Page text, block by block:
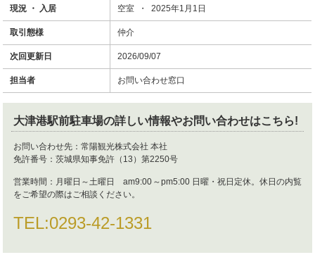
現況 ・ 入居 空室 ・ 2025年1月1日
取引態様 仲介
次回更新日 2026/09/07
担当者 お問い合わせ窓口
大津港駅前駐車場の詳しい情報やお問い合わせはこちら!
お問い合わせ先： 常陽観光株式会社 本社
免許番号： 茨城県知事免許（13）第2250号
営業時間： 月曜日～土曜日 am9:00～pm5:00 日曜・祝日定休。休日の内覧
をご希望の際はご相談ください。
TEL:0293-42-1331